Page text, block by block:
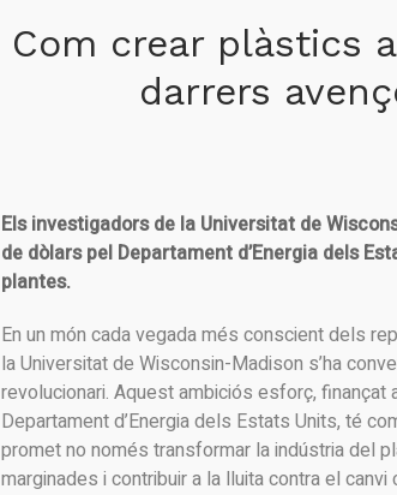
Com crear plàstics
darrers
Els investigadors de la Universitat de
de dòlars pel Departament d’Energia dels
plantes.
En un món cada vegada més conscient dels
la Universitat de Wisconsin-Madison s’ha
revolucionari. Aquest ambiciós esforç,
Departament d’Energia dels Estats Units, té
promet no només transformar la indústria del
marginades i contribuir a la lluita contra el canvi